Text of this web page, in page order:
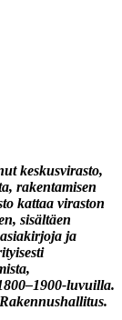
keskusvirasto,
rakentamisen
kattaa viraston
sisältäen
ja
luvuilla.